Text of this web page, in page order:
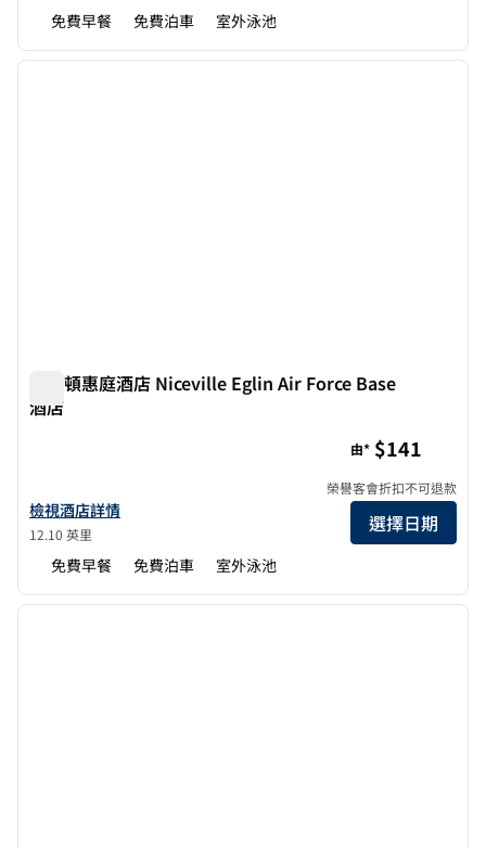
免費早餐 免費泊車 室外泳池
1/12
第 1 頁，共 12 頁
下一
希爾頓惠庭酒店 Niceville Eglin Air Force Base
酒店
查看尼斯維爾伊格林空軍基地希爾頓惠庭酒店詳情
檢視酒店詳情
12.10 英里
由* $141
榮譽客會折扣不可退款
選擇日期
免費早餐 免費泊車 室外泳池
1/12
第 1 頁，共 12 頁
下一